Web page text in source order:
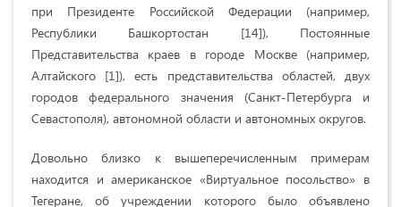
при Президенте Российской Федерации (например,
Республики Башкортостан [14]), Постоянные
Представительства краев в городе Москве (например,
Алтайского [1]), есть представительства областей, двух
городов федерального значения (Санкт-Петербурга и
Севастополя), автономной области и автономных округов.
Довольно близко к вышеперечисленным примерам
находится и американское «Виртуальное посольство» в
Тегеране, об учреждении которого было объявлено